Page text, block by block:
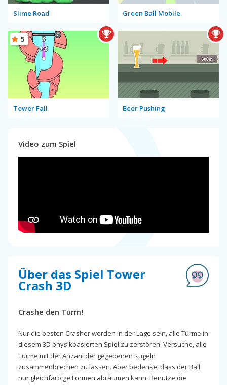
Slime Road Green Ball Mobile
Tower Fall
5
Beer Pushing
Video zum Spiel
Über das Spiel Tower
Crash 3D
Crashe den Turm!
Nur die besten Crasher werden in der Lage sein, alle Türme in
diesem 3D physikbasierten Spiel zu zerstören. Versuche, alle
Türme mit der Anzahl der gegebenen Kugeln
zusammenbrechen zu lassen. Aber bedenke, dass der Ball
nur gleichfarbige Formen abräumen kann. Benutze die